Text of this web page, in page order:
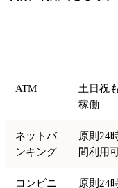
ATM
土日祝も
稼働
ネットバ
ンキング
原則24
間利用
コンビニ
原則24